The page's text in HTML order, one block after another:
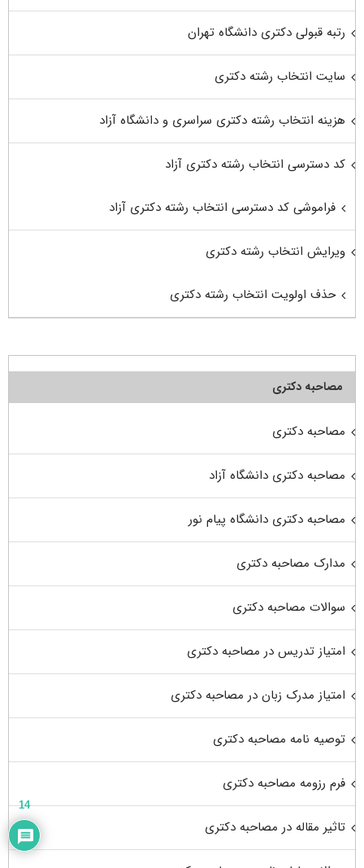
رتبه قبولی دکتری دانشگاه تهران
سایت انتخاب رشته دکتری
هزینه انتخاب رشته دکتری سراسری و دانشگاه آزاد
کد دسترسی انتخاب رشته دکتری آزاد
فراموشی کد دسترسی انتخاب رشته دکتری آزاد
ویرایش انتخاب رشته دکتری
حذف اولویت انتخاب رشته دکتری
مصاحبه دکتری
مصاحبه دکتری
مصاحبه دکتری دانشگاه آزاد
مصاحبه دکتری دانشگاه پیام نور
مدارک مصاحبه دکتری
سوالات مصاحبه دکتری
امتیاز تدریس در مصاحبه دکتری
امتیاز مدرک زبان در مصاحبه دکتری
توصیه نامه مصاحبه دکتری
فرم رزومه مصاحبه دکتری
تاثیر مقاله در مصاحبه دکتری
14